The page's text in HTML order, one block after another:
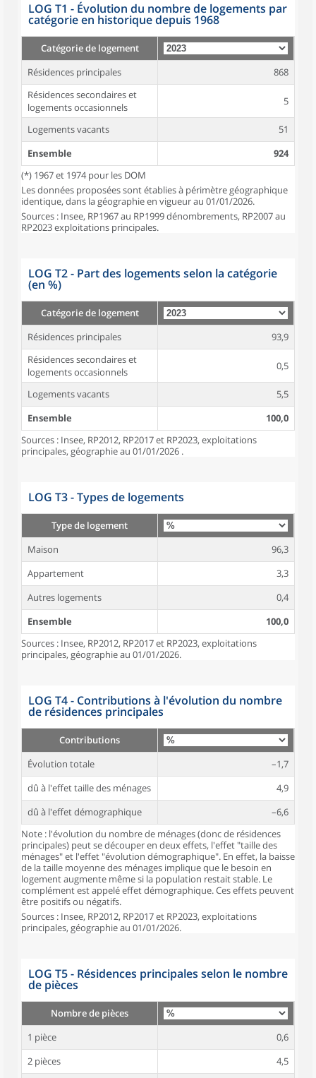
LOG T1 - Évolution du nombre de logements par
catégorie en historique depuis 1968
Catégorie de logement
Résidences principales
868
Résidences secondaires et
logements occasionnels
5
Logements vacants
51
Ensemble
924
(*) 1967 et 1974 pour les DOM
Les données proposées sont établies à périmètre géographique
identique, dans la géographie en vigueur au 01/01/2026.
Sources : Insee, RP1967 au RP1999 dénombrements, RP2007 au
RP2023 exploitations principales.
LOG T2 - Part des logements selon la catégorie
(en %)
Catégorie de logement
Résidences principales
93,9
Résidences secondaires et
logements occasionnels
0,5
Logements vacants
5,5
Ensemble
100,0
Sources : Insee, RP2012, RP2017 et RP2023, exploitations
principales, géographie au 01/01/2026 .
LOG T3 - Types de logements
Type de logement
Maison
96,3
Appartement
3,3
Autres logements
0,4
Ensemble
100,0
Sources : Insee, RP2012, RP2017 et RP2023, exploitations
principales, géographie au 01/01/2026.
LOG T4 - Contributions à l'évolution du nombre
de résidences principales
Contributions
Évolution totale
–1,7
dû à l'effet taille des ménages
4,9
dû à l'effet démographique
–6,6
Note : l'évolution du nombre de ménages (donc de résidences
principales) peut se découper en deux effets, l'effet "taille des
ménages" et l'effet "évolution démographique". En effet, la baisse
de la taille moyenne des ménages implique que le besoin en
logement augmente même si la population restait stable. Le
complément est appelé effet démographique. Ces effets peuvent
être positifs ou négatifs.
Sources : Insee, RP2012, RP2017 et RP2023, exploitations
principales, géographie au 01/01/2026.
LOG T5 - Résidences principales selon le nombre
de pièces
Nombre de pièces
1 pièce
0,6
2 pièces
4,5